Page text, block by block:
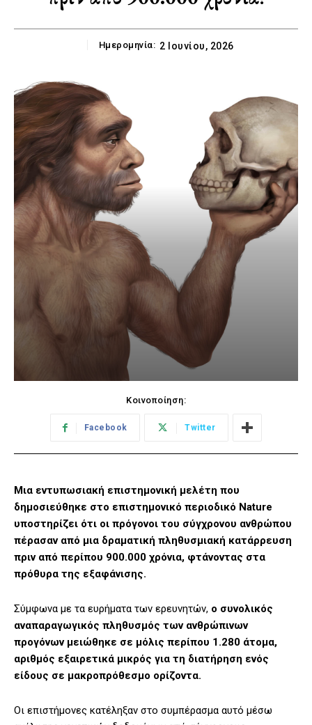
Ημερομηνία: 2 Ιουνίου, 2026
Κοινοποίηση:
Facebook Twitter
Μια εντυπωσιακή επιστημονική μελέτη που
δημοσιεύθηκε στο επιστημονικό περιοδικό Nature
υποστηρίζει ότι οι πρόγονοι του σύγχρονου ανθρώπου
πέρασαν από μια δραματική πληθυσμιακή κατάρρευση
πριν από περίπου 900.000 χρόνια, φτάνοντας στα
πρόθυρα της εξαφάνισης.
Σύμφωνα με τα ευρήματα των ερευνητών, ο συνολικός
αναπαραγωγικός πληθυσμός των ανθρώπινων
προγόνων μειώθηκε σε μόλις περίπου 1.280 άτομα,
αριθμός εξαιρετικά μικρός για τη διατήρηση ενός
είδους σε μακροπρόθεσμο ορίζοντα.
Οι επιστήμονες κατέληξαν στο συμπέρασμα αυτό μέσω